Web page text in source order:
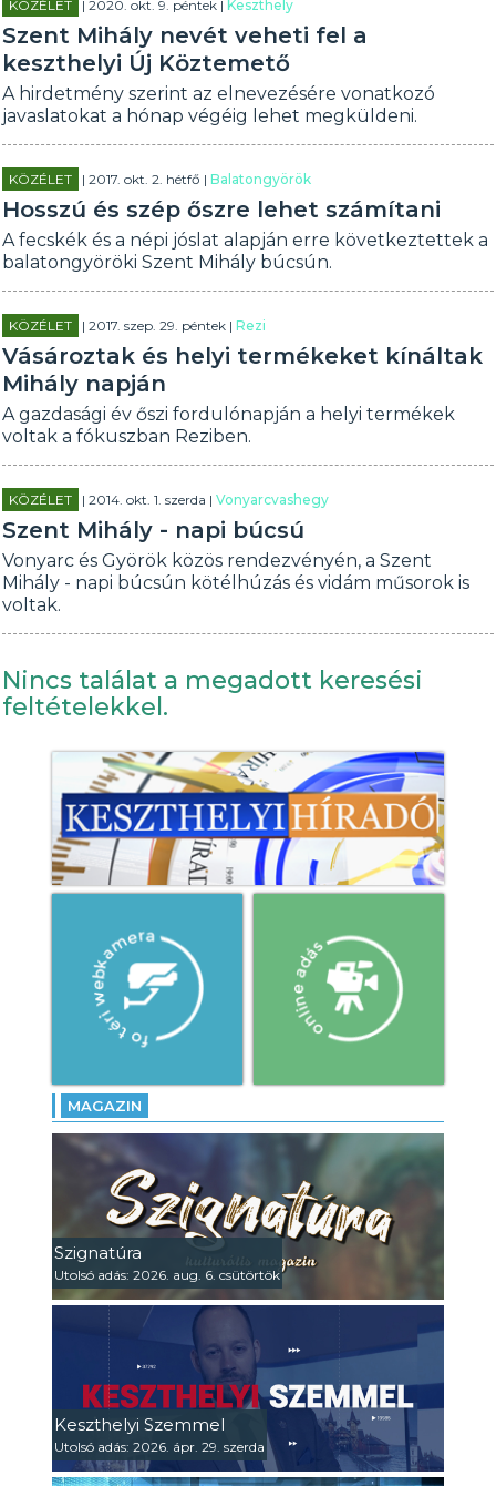
KÖZÉLET | 2020. okt. 9. péntek |Keszthely
Szent Mihály nevét veheti fel a
keszthelyi Új Köztemető
A hirdetmény szerint az elnevezésére vonatkozó
javaslatokat a hónap végéig lehet megküldeni.
KÖZÉLET | 2017. okt. 2. hétfő |Balatongyörök
Hosszú és szép őszre lehet számítani
A fecskék és a népi jóslat alapján erre következtettek a
balatongyöröki Szent Mihály búcsún.
KÖZÉLET | 2017. szep. 29. péntek |Rezi
Vásároztak és helyi termékeket kínáltak
Mihály napján
A gazdasági év őszi fordulónapján a helyi termékek
voltak a fókuszban Reziben.
KÖZÉLET | 2014. okt. 1. szerda |Vonyarcvashegy
Szent Mihály - napi búcsú
Vonyarc és Györök közös rendezvényén, a Szent
Mihály - napi búcsún kötélhúzás és vidám műsorok is
voltak.
Nincs találat a megadott keresési
feltételekkel.
MAGAZIN
Szignatúra
Utolsó adás: 2026. aug. 6. csütörtök
Keszthelyi Szemmel
Utolsó adás: 2026. ápr. 29. szerda